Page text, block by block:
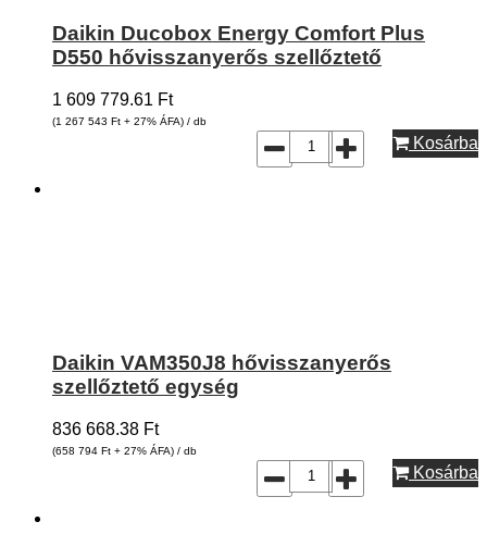
Daikin Ducobox Energy Comfort Plus
D550 hővisszanyerős szellőztető
1 609 779.61 Ft
(1 267 543 Ft + 27% ÁFA) / db
Kosárba
Daikin VAM350J8 hővisszanyerős
szellőztető egység
836 668.38 Ft
(658 794 Ft + 27% ÁFA) / db
Kosárba